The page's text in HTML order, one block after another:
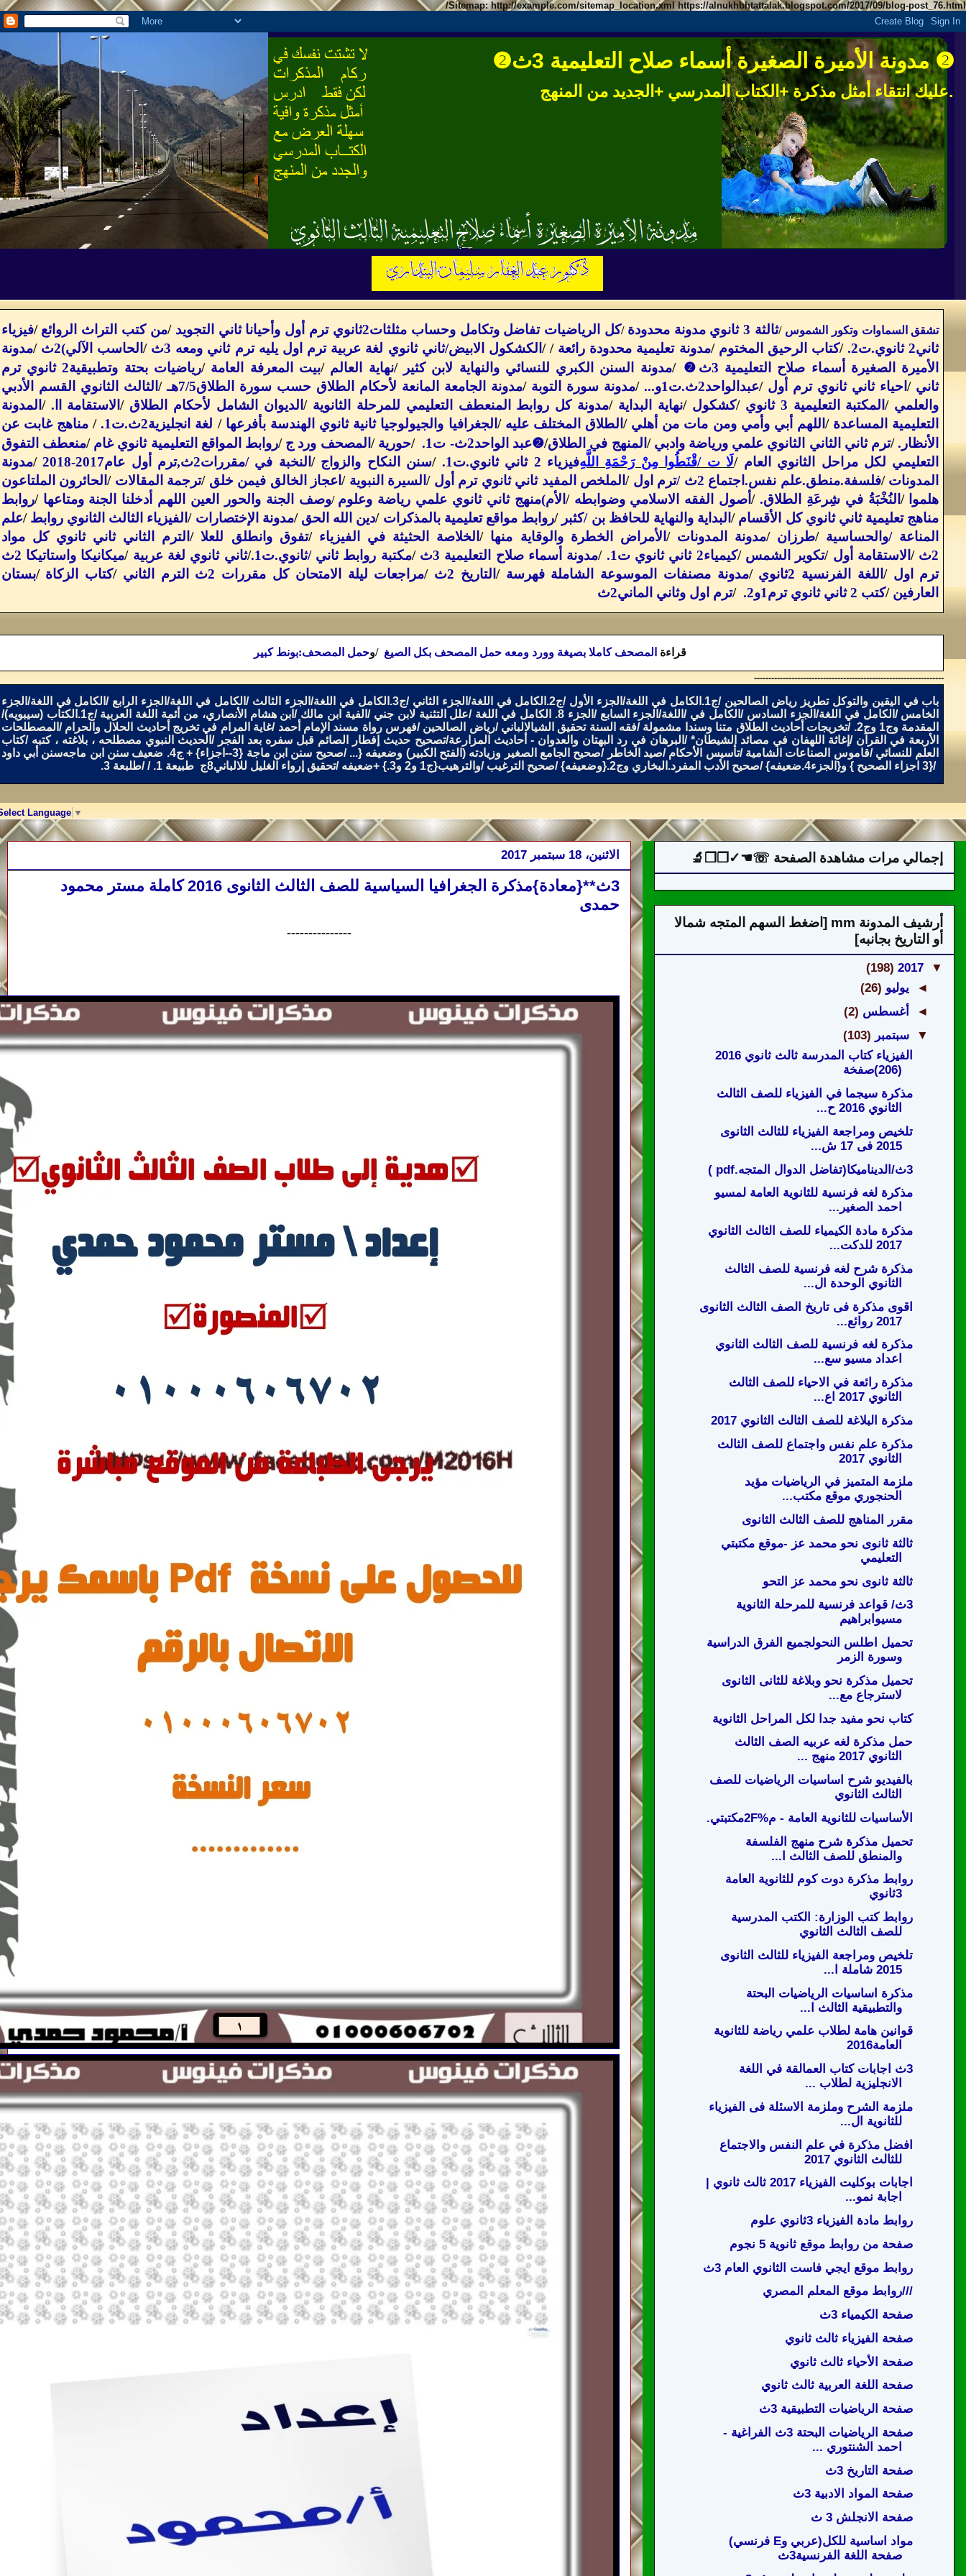
Sitemap: http://example.com/sitemap_location.xml https://alnukhbhtattalak.blogspot.com/2017/09/blog-post_76.html/
❷ مدونة الأميرة الصغيرة أسماء صلاح التعليمية 3ث❷
.عليك انتقاء أمثل مذكرة +الكتاب المدرسي +الجديد من المنهج
تشقق السماوات وتكور الشموس /ثالثة 3 ثانوي مدونة محدودة /كل الرياضيات تفاضل وتكامل وحساب مثلثات2ثانوي ترم أول وأحيانا ثاني التجويد /من كتب التراث الروائع /فيزياء
ثاني2 ثانوي.ت2
.
/كتاب الرحيق المختوم /مدونة تعليمية محدودة رائعة /
/ الكشكول الابيض/ثاني ثانوي لغة عربية ترم اول يليه ترم ثاني ومعه 3ث / الحاسب الآلي)2ث /مدونة
الأميرة الصغيرة أسماء صلاح التعليمية 3ث
❷
/مدونة السنن الكبري للنسائي والنهاية لابن كثير /نهاية العالم /بيت المعرفة العامة /
رياضيات بحتة وتطبيقية2 ثانوي ترم
ثاني /احياء ثاني ثانوي ترم أول /عبدالواحد2ث.ت1و ...
/مدونة سورة التوبة /مدونة الجامعة المانعة لأحكام الطلاق حسب سورة الطلاق7/5هـ / الثالث الثانوي القسم الأدبي
والعلمي /المكتبة التعليمية 3 ثانوي /كشكول /نهاية البداية /مدونة كل روابط المنعطف التعليمي للمرحلة الثانوية / الديوان الشامل لأحكام الطلاق /الاستقامة اا .
/ المدونة
التعليمية المساعدة /اللهم أبي وأمي ومن مات من أهلي / الطلاق المختلف عليه / الجغرافيا والجيولوجيا ثانية ثانوي الهندسة بأفرعها / لغة انجليزية2ث.ت1 .
/ مناهج غابت عن
الأنظار .
/ترم ثاني الثاني الثانوي علمي ورياضة وادبي / المنهج في الطلاق/
❷عبد الواحد2ث- ت1 .
/حورية / المصحف ورد ج /روابط المواقع التعليمية ثانوي غام /منعطف التفوق
التعليمي لكل مراحل الثانوي العام /لَا ت /قْنَطُوا مِنْ رَحْمَةِ اللَّهِفيزياء 2 ثاني ثانوي.ت1 .
/سنن النكاح والزواج / النخبة في /مقررات2ث,ترم أول عام2017-2018 /مدونة
المدونات /فلسفة.منطق.علم نفس.اجتماع 2ث /ترم اول /الملخص المفيد ثاني ثانوي ترم أول /السيرة النبوية /اعجاز الخالق فيمن خلق /ترجمة المقالات /الحائرون الملتاعون
هلموا / النُخْبَةُ في شِرعَةِ الطلاق.
/أصول الفقه الاسلامي وضوابطه / الأم)منهج ثاني ثانوي علمي رياضة وعلوم /وصف الجنة والحور العين اللهم أدخلنا الجنة ومتاعها /روابط
مناهج تعليمية ثاني ثانوي كل الأقسام /البداية والنهاية للحافظ بن /كثبر /روابط مواقع تعليمية بالمذكرات /دين الله الحق /مدونة الإختصارات /الفيزياء الثالث الثانوي روابط /علم
المناعة /والحساسية /طرزان /مدونة المدونات / الأمراض الخطرة والوقاية منها /الخلاصة الحثيثة في الفيزياء /تفوق وانطلق للعلا/الترم الثاني ثاني ثانوي كل مواد
2ث
/الاستقامة أول /تكوير الشمس /كيمياء2 ثاني ثانوي ت1 .
/مدونة أسماء صلاح التعليمية 3ث /مكتبة روابط ثاني /ثانوي.ت1 .
/ثاني ثانوي لغة عربية /
ميكانيكا واستاتيكا 2ث
ترم اول / اللغة الفرنسية 2ثانوي /مدونة مصنفات الموسوعة الشاملة فهرسة / التاريخ 2ث /مراجعات ليلة الامتحان كل مقررات 2ث الترم الثاني /كتاب الزكاة /بستان
العارفين /كتب 2 ثاني ثانوي ترم1و2 .
/ترم اول وثاني الماني2ث
قراءة المصحف كاملا بصيغة وورد ومعه حمل المصحف بكل الصيغ /وحمل المصحف:بونط كبير
------------------------------------------------------------------
باب في اليقين والتوكل تطريز رياض الصالحين /ج1.الكامل في اللغة/الجزء الأول /ج2.الكامل في اللغة/الجزء الثاني /ج3.الكامل في اللغة/الجزء الثالث /الكامل في اللغة/الجزء الرابع /الكامل في اللغة/الجزء
الخامس / الكامل في اللغة/الجزء السادس /الكامل في /اللغة/الجزء السابع / الجزء 8. الكامل في اللغة /علل التثنية لابن جني /الفية ابن مالك /ابن هشام الأنصاري، من أئمة اللغة العربية /
ج1.الكتاب (سيبويه)/
المقدمة وج1 وج2
.
/تخريجات أحاديث الطلاق متنا وسندا مشمولة /فقه السنة تحقيق الشيالالباني /رياض الصالحين /فهرس رواة مسند الإمام أحمد /غاية المرام في تخريج أحاديث الحلال والحرام / المصطلحات
الأربعة في القرآن /إغاثة اللهفان في مصائد الشيطان*
/ البرهان في رد البهتان والعدوان - أحاديث المزارعة/تصحيح حديث إفطار الصائم قبل سفره بعد الفجر /الحديث النبوي مصطلحه ، بلاغته ، كتبه /كتاب
العلم للنسائي /قاموس الصناعات الشامية /تأسيس الأحكام /صيد الخاطر /صحيح الجامع الصغير وزيادته (الفتح الكبير) وضعيفه {...
/صحيح سنن ابن ماجة {3--اجزاء} + ج4. ضعيف سنن ابن ماجه
سنن أبي داود
/{3 اجزاء الصحيح } و{الجزء4.ضعيفه }
/صحيح الأدب المفرد.البخاري وج2.{وضعيفه }
/صحيح الترغيب /والترهيب{ج1 و2 و3.} +ضعيفه /تحقيق إرواء الغليل للالباني8ج طبيعة 1 .
/ /طلبعة 3 .
Language ▼
الاثنين، 18 سبتمبر 2017
3ث**{معادة}مذكرة الجغرافيا السياسية للصف الثالث الثانوى 2016 كاملة مستر محمود
حمدى
---------------
إجمالي مرات مشاهدة الصفحة ☏☚✓❐❒🔬
أرشيف المدونة mm [اضغط السهم المتجه شمالا
أو التاريخ بجانبه]
▼
2017
(198)
◄ يوليو (26)
◄
أغسطس (2)
▼سبتمبر (103)
الفيزياء كتاب المدرسة ثالث ثانوي 2016
(206)صفخة
مذكرة سيجما في الفيزياء للصف الثالث
الثانوي 2016 ح...
تلخيص ومراجعة الفيزياء للثالث الثانوى
2015 فى 17 ش...
3ث/الديناميكا(تفاضل الدوال المتجه.pdf )
مذكرة لغه فرنسية للثانوية العامة لمسيو
احمد الصغير...
مذكرة مادة الكيمياء للصف الثالث الثانوي
2017 للدكت...
مذكرة شرح لغه فرنسية للصف الثالث
الثانوي الوحدة ال...
اقوى مذكرة فى تاريخ الصف الثالث الثانوى
2017 روائع...
مذكرة لغه فرنسية للصف الثالث الثانوي
اعداد مسيو سع...
مذكرة رائعة في الاحياء للصف الثالث
الثانوي 2017 اع...
مذكرة البلاغة للصف الثالث الثانوي 2017
مذكرة علم نفس واجتماع للصف الثالث
الثانوي 2017
ملزمة المتميز في الرياضيات مؤيد
الحنجوري موقع مكتب...
مقرر المناهج للصف الثالث الثانوى
ثالثة ثانوى نحو محمد عز -موقع مكتبتي
التعليمي
ثالثة ثانوى نحو محمد عز التحو
3ث/ قواعد فرنسية للمرحلة الثانوية
مسيوابراهيم
تحميل اطلس النحولجميع الفرق الدراسية
وسورة الزمر
تحميل مذكرة نحو وبلاغة للثانى الثانوى
لاسترجاع مع...
كتاب نحو مفيد جدا لكل المراحل الثانوية
حمل مذكرة لغه عربيه الصف الثالث
الثانوي 2017 منهج ...
بالفيديو شرح اساسيات الرياضيات للصف
الثالث الثانوي
الأساسيات للثانوية العامة - م%2Fمكتبتي.
تحميل مذكرة شرح منهج الفلسفة
والمنطق للصف الثالث ا...
روابط مذكرة دوت كوم للثانوية العامة
3ثانوي
روابط كتب الوزارة: الكتب المدرسية
للصف الثالث الثانوي
تلخيص ومراجعة الفيزياء للثالث الثانوى
2015 شاملة ا...
مذكرة اساسيات الرياضيات البحتة
والتطبيقية الثالث ا...
قوانين هامة لطلاب علمي رياضة للثانوية
العامة2016
3ث اجابات كتاب العمالقة في اللغة
الانجليزية لطلاب ...
ملزمة الشرح وملزمة الاسئلة فى الفيزياء
للثانوية ال...
افضل مذكرة في علم النفس والاجتماع
للثالث الثانوي 2017
اجابات بوكليت الفيزياء 2017 ثالث ثانوي |
اجابة نمو...
روابط مادة الفيزياء 3ثانوي علوم
صفحة من روابط موقع ثانوية 5 نجوم
روابط موقع ايجي فاست الثانوي العام 3ث
///روابط موقع المعلم المصري
صفحة الكيمياء 3ث
صفحة الفيزياء ثالث ثانوي
صفحة الأحياء ثالث ثانوي
صفحة اللغة العربية ثالث ثانوي
صفحة الرياضيات التطبيقية 3ث
صفحة الرياضيات البحتة 3ث الفراغية -
احمد الشنتوري ...
صفحة التاريخ 3ث
صفحة المواد الادبية 3ث
صفحة الانجلش 3 ث
مواد اساسية للكل(عربي وE فرنسي)
صفحة اللغة الفرنسية3ث